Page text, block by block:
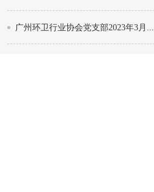
广州环卫行业协会党支部2023年3月...